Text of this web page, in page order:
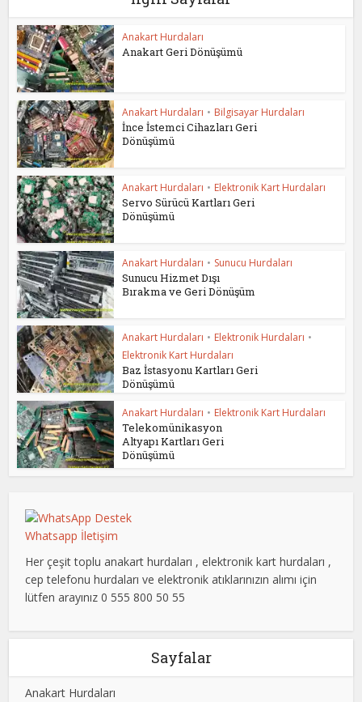
Anakart Hurdaları
Anakart Geri Dönüşümü
Anakart Hurdaları • Bilgisayar Hurdaları
İnce İstemci Cihazları Geri
Dönüşümü
Anakart Hurdaları • Elektronik Kart Hurdaları
Servo Sürücü Kartları Geri
Dönüşümü
Anakart Hurdaları • Sunucu Hurdaları
Sunucu Hizmet Dışı
Bırakma ve Geri Dönüşüm
Anakart Hurdaları • Elektronik Hurdaları •
Elektronik Kart Hurdaları
Baz İstasyonu Kartları Geri
Dönüşümü
Anakart Hurdaları • Elektronik Kart Hurdaları
Telekomünikasyon
Altyapı Kartları Geri
Dönüşümü
Whatsapp İletişim
Her çeşit toplu anakart hurdaları , elektronik kart hurdaları ,
cep telefonu hurdaları ve elektronik atıklarınızın alımı için
lütfen arayınız 0 555 800 50 55
Sayfalar
Anakart Hurdaları